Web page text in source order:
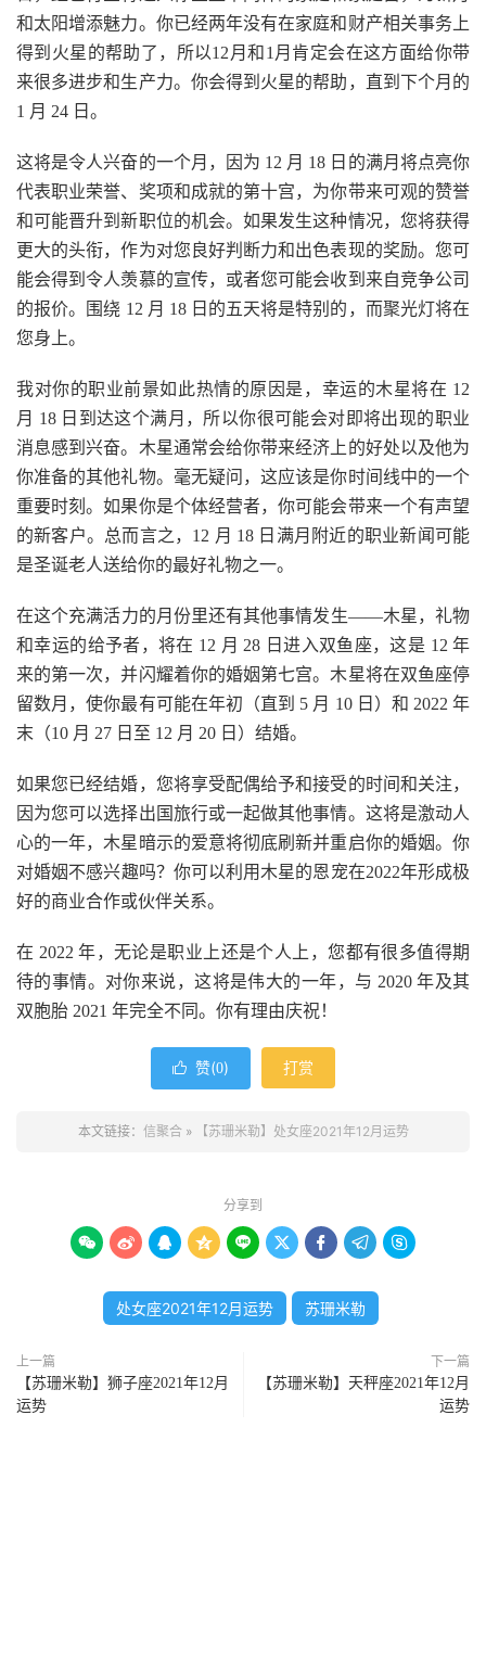
和太阳增添魅力。你已经两年没有在家庭和财产相关事务上
得到火星的帮助了，所以12月和1月肯定会在这方面给你带
来很多进步和生产力。你会得到火星的帮助，直到下个月的
1 月 24 日。
这将是令人兴奋的一个月，因为 12 月 18 日的满月将点亮你
代表职业荣誉、奖项和成就的第十宫，为你带来可观的赞誉
和可能晋升到新职位的机会。如果发生这种情况，您将获得
更大的头衔，作为对您良好判断力和出色表现的奖励。您可
能会得到令人羡慕的宣传，或者您可能会收到来自竞争公司
的报价。围绕 12 月 18 日的五天将是特别的，而聚光灯将在
您身上。
我对你的职业前景如此热情的原因是，幸运的木星将在 12
月 18 日到达这个满月，所以你很可能会对即将出现的职业
消息感到兴奋。木星通常会给你带来经济上的好处以及他为
你准备的其他礼物。毫无疑问，这应该是你时间线中的一个
重要时刻。如果你是个体经营者，你可能会带来一个有声望
的新客户。总而言之，12 月 18 日满月附近的职业新闻可能
是圣诞老人送给你的最好礼物之一。
在这个充满活力的月份里还有其他事情发生——木星，礼物
和幸运的给予者，将在 12 月 28 日进入双鱼座，这是 12 年
来的第一次，并闪耀着你的婚姻第七宫。木星将在双鱼座停
留数月，使你最有可能在年初（直到 5 月 10 日）和 2022 年
末（10 月 27 日至 12 月 20 日）结婚。
如果您已经结婚，您将享受配偶给予和接受的时间和关注，
因为您可以选择出国旅行或一起做其他事情。这将是激动人
心的一年，木星暗示的爱意将彻底刷新并重启你的婚姻。你
对婚姻不感兴趣吗？你可以利用木星的恩宠在2022年形成极
好的商业合作或伙伴关系。
在 2022 年，无论是职业上还是个人上，您都有很多值得期
待的事情。对你来说，这将是伟大的一年，与 2020 年及其
双胞胎 2021 年完全不同。你有理由庆祝！
 赞(0) 打赏
本文链接： 信聚合» 【苏珊米勒】处女座2021年12月运势
分享到
        
处女座2021年12月运势 苏珊米勒
上一篇
【苏珊米勒】狮子座2021年12月
运势
下一篇
【苏珊米勒】天秤座2021年12月
运势